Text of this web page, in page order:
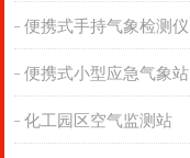
便携式手持气象检测仪
便携式小型应急气象站
化工园区空气监测站